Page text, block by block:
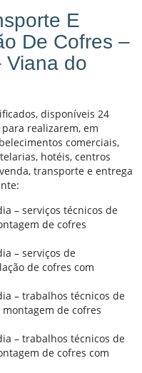
E
De Cofres –
Viana do
disponíveis 24
realizarem, em
comerciais,
hotéis, centros
transporte e entrega
– serviços técnicos de
de cofres
– serviços de
de cofres com
– trabalhos técnicos de
de cofres
– trabalhos técnicos de
de cofres com